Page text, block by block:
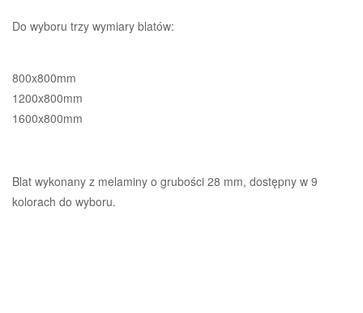
Do wyboru trzy wymiary blatów:
800x800mm
1200x800mm
1600x800mm
Blat wykonany z melaminy o grubości 28 mm, dostępny w 9
kolorach do wyboru.